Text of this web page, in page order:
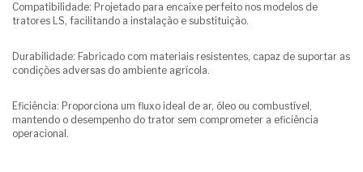
Compatibilidade: Projetado para encaixe perfeito nos modelos de
tratores LS, facilitando a instalação e substituição.
Durabilidade: Fabricado com materiais resistentes, capaz de suportar as
condições adversas do ambiente agrícola.
Eficiência: Proporciona um fluxo ideal de ar, óleo ou combustível,
mantendo o desempenho do trator sem comprometer a eficiência
operacional.